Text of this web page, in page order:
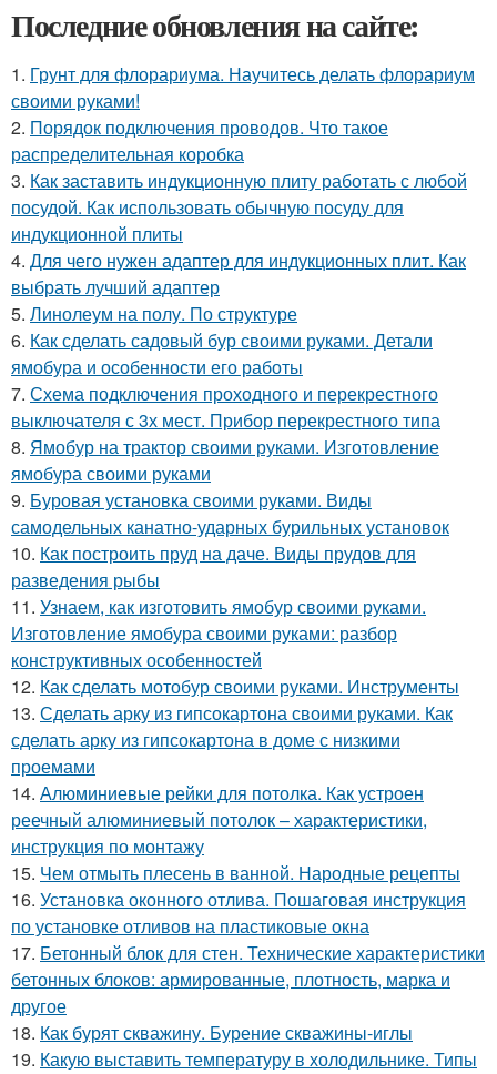
Последние обновления на сайте:
1. Грунт для флорариума. Научитесь делать флорариум
своими руками!
2. Порядок подключения проводов. Что такое
распределительная коробка
3. Как заставить индукционную плиту работать с любой
посудой. Как использовать обычную посуду для
индукционной плиты
4. Для чего нужен адаптер для индукционных плит. Как
выбрать лучший адаптер
5. Линолеум на полу. По структуре
6. Как сделать садовый бур своими руками. Детали
ямобура и особенности его работы
7. Схема подключения проходного и перекрестного
выключателя с 3х мест. Прибор перекрестного типа
8. Ямобур на трактор своими руками. Изготовление
ямобура своими руками
9. Буровая установка своими руками. Виды
самодельных канатно-ударных бурильных установок
10. Как построить пруд на даче. Виды прудов для
разведения рыбы
11. Узнаем, как изготовить ямобур своими руками.
Изготовление ямобура своими руками: разбор
конструктивных особенностей
12. Как сделать мотобур своими руками. Инструменты
13. Сделать арку из гипсокартона своими руками. Как
сделать арку из гипсокартона в доме с низкими
проемами
14. Алюминиевые рейки для потолка. Как устроен
реечный алюминиевый потолок – характеристики,
инструкция по монтажу
15. Чем отмыть плесень в ванной. Народные рецепты
16. Установка оконного отлива. Пошаговая инструкция
по установке отливов на пластиковые окна
17. Бетонный блок для стен. Технические характеристики
бетонных блоков: армированные, плотность, марка и
другое
18. Как бурят скважину. Бурение скважины-иглы
19. Какую выставить температуру в холодильнике. Типы